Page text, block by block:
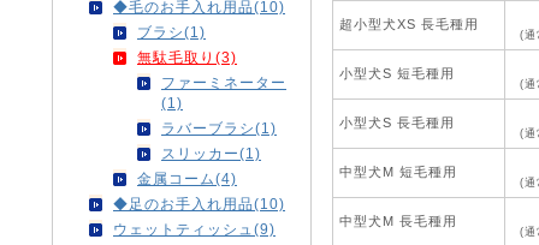
◆毛のお手入れ用品(10)
ブラシ(1)
無駄毛取り(3)
ファーミネーター
(1)
ラバーブラシ(1)
スリッカー(1)
金属コーム(4)
◆足のお手入れ用品(10)
ウェットティッシュ(9)
超小型犬XS 長毛種用
(通
小型犬S 短毛種用
(通
小型犬S 長毛種用
(通
中型犬M 短毛種用
(通
中型犬M 長毛種用
(通